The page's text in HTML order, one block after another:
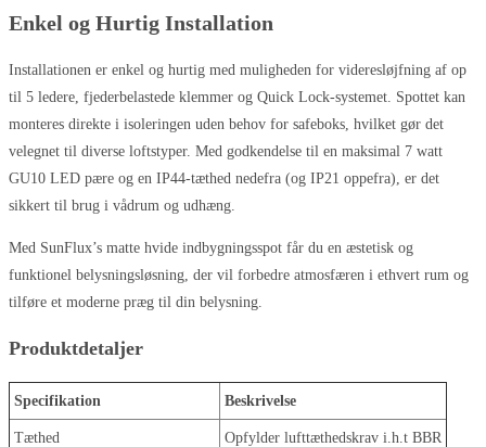
Enkel og Hurtig Installation
Installationen er enkel og hurtig med muligheden for videresløjfning af op
til 5 ledere, fjederbelastede klemmer og Quick Lock-systemet. Spottet kan
monteres direkte i isoleringen uden behov for safeboks, hvilket gør det
velegnet til diverse loftstyper. Med godkendelse til en maksimal 7 watt
GU10 LED pære og en IP44-tæthed nedefra (og IP21 oppefra), er det
sikkert til brug i vådrum og udhæng.
Med SunFlux’s matte hvide indbygningsspot får du en æstetisk og
funktionel belysningsløsning, der vil forbedre atmosfæren i ethvert rum og
tilføre et moderne præg til din belysning.
Produktdetaljer
Specifikation Beskrivelse
Tæthed Opfylder lufttæthedskrav i.h.t BBR